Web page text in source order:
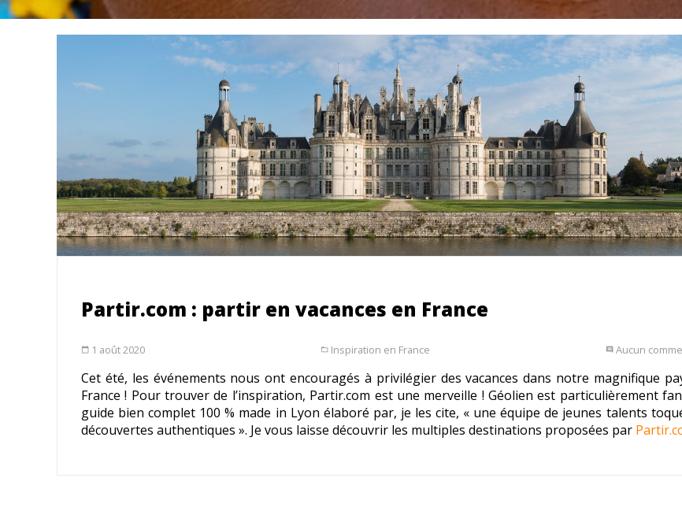
Partir.com : partir en vacances en France
calendar_today 1 août 2020 folder_open Inspiration en France comment Aucun
Cet été, les événements nous ont encouragés à privilégier des vacances dans notre magnifique
France ! Pour trouver de l’inspiration, Partir.com est une merveille ! Géolien est particulièrement
guide bien complet 100 % made in Lyon élaboré par, je les cite, « une équipe de jeunes talents
découvertes authentiques ». Je vous laisse découvrir les multiples destinations proposées par